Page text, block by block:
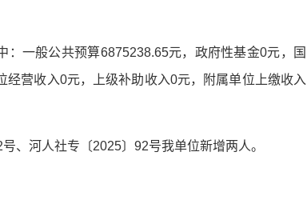
一般公共预算6875238.65元，政府性基金0元，国
营收入0元，上级补助收入0元，附属单位上缴收入
、河人社专〔2025〕92号我单位新增两人。